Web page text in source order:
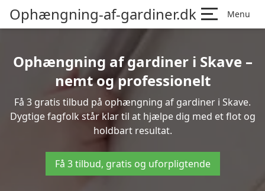
Ophængning-af-gardiner.dk Menu
Ophængning af gardiner i Skave –
nemt og professionelt
Få 3 gratis tilbud på ophængning af gardiner i Skave.
Dygtige fagfolk står klar til at hjælpe dig med et flot og
holdbart resultat.
Få 3 tilbud, gratis og uforpligtende